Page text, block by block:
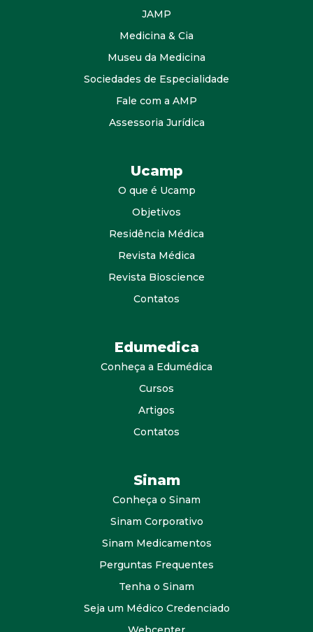
JAMP
Medicina & Cia
Museu da Medicina
Sociedades de Especialidade
Fale com a AMP
Assessoria Jurídica
Ucamp
O que é Ucamp
Objetivos
Residência Médica
Revista Médica
Revista Bioscience
Contatos
Edumedica
Conheça a Edumédica
Cursos
Artigos
Contatos
Sinam
Conheça o Sinam
Sinam Corporativo
Sinam Medicamentos
Perguntas Frequentes
Tenha o Sinam
Seja um Médico Credenciado